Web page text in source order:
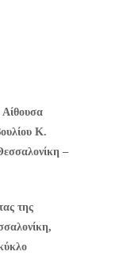
Αίθουσα
Κ.
–
της